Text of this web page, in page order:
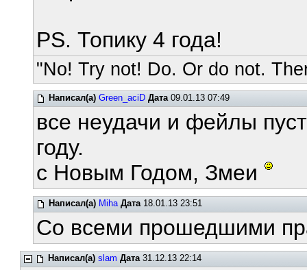
PS. Топику 4 года!
"No! Try not! Do. Or do not.
Написал(а) Green_aciD Дата09.01.13 07:49
все неудачи и фейлы
году.
с Новым Годом, Змеи
Написал(а) Miha Дата18.01.13 23:51
Со всеми прошедшими
Написал(а) slam Дата31.12.13 22:14